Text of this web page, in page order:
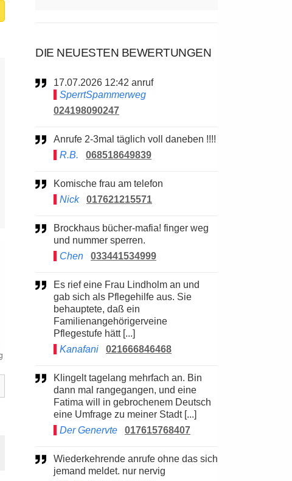
DIE NEUESTEN BEWERTUNGEN
17.07.2026 12:42 anruf
SperrtSpammerweg
024198090247
Anrufe 2-3mal täglich voll daneben !!!!
R.B.
068518649839
Komische frau am telefon
Nick
017621215571
Brockhaus bücher-mafia! finger weg
und nummer sperren.
Chen
033441534999
Es rief eine Frau Lindholm an und
gab sich als Pflegehilfe aus. Sie
behauptete, daß ein
Familienangehörigerveine
Pflegestufe hätt [...]
Kanafani
021666846468
Klingelt tagelang mehrfach an. Bin
dann mal rangegangen, und eine
Fatima will in gebrochenem Deutsch
eine Umfrage zu meiner Stadt [...]
Der Genervte
017615768407
Wiederkehrende anrufe ohne das sich
jemand meldet. nur nervig